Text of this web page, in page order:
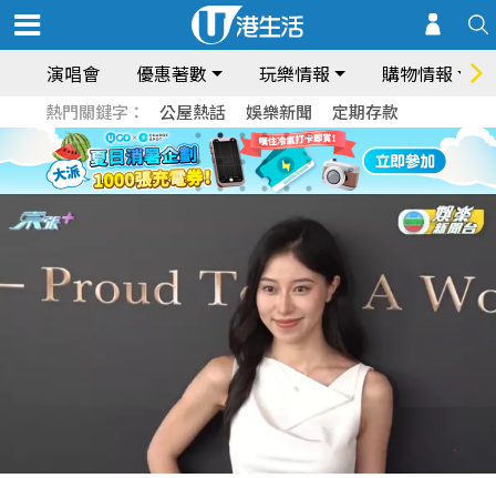
演唱會 優惠著數 玩樂情報 購物情報
熱門關鍵字： 公屋熱話 娛樂新聞 定期存款